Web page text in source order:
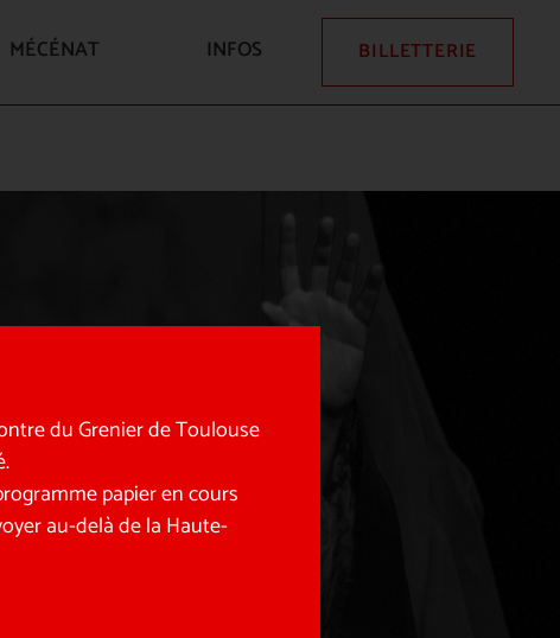
MÉCÉNAT INFOS BILLETTERIE
du Grenier de Toulouse
papier en cours
au-delà de la Haute-